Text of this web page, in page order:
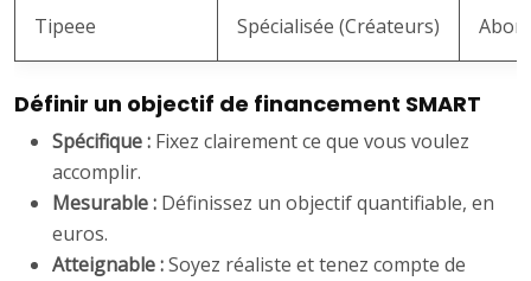
Tipeee Spécialisée (Créateurs)
Définir un objectif de financement SMART
Spécifique : Fixez clairement ce que vous voulez
accomplir.
Mesurable : Définissez un objectif quantifiable, en
euros.
Atteignable :Soyez réaliste et tenez compte de